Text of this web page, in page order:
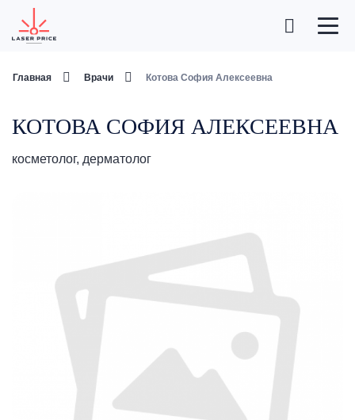
Главная Врачи Котова София Алексеевна
КОТОВА СОФИЯ АЛЕКСЕЕВНА
косметолог, дерматолог